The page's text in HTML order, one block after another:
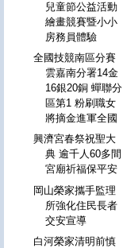
兒童節公益活動
繪畫競賽暨小小
房務員體驗
全國技競南區分賽
雲嘉南分署14金
16銀20銅 蟬聯分
區第1 粉刷職女
將摘金進軍全國
興濟宮春祭祝聖大
典 逾千人60多間
宮廟祈福保平安
岡山榮家攜手監理
所強化住民長者
交安宣導
白河榮家清明前慎